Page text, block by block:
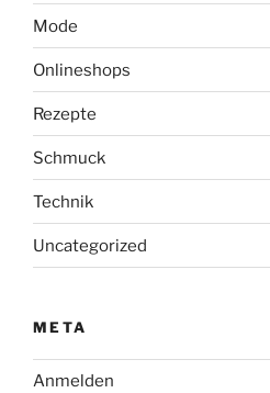
Mode
Onlineshops
Rezepte
Schmuck
Technik
Uncategorized
META
Anmelden